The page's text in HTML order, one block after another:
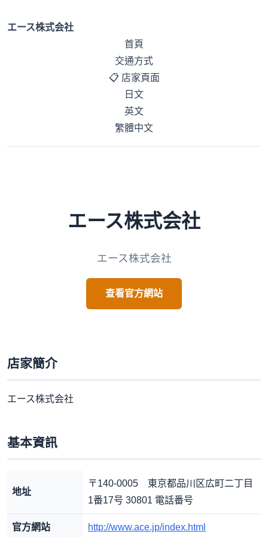
エース株式会社
首頁
交通方式
📋 店家頁面
日文
英文
繁體中文
エース株式会社
エース株式会社
查看官方網站
店家簡介
エース株式会社
基本資訊
地址
〒140-0005 東京都品川区広町二丁目
1番17号 30801 電話番号
官方網站 http://www.ace.jp/index.html